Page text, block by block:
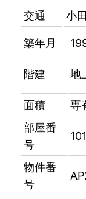
交通
小
築年月
階建 地
面積 専
部屋番
号
101
物件番
号